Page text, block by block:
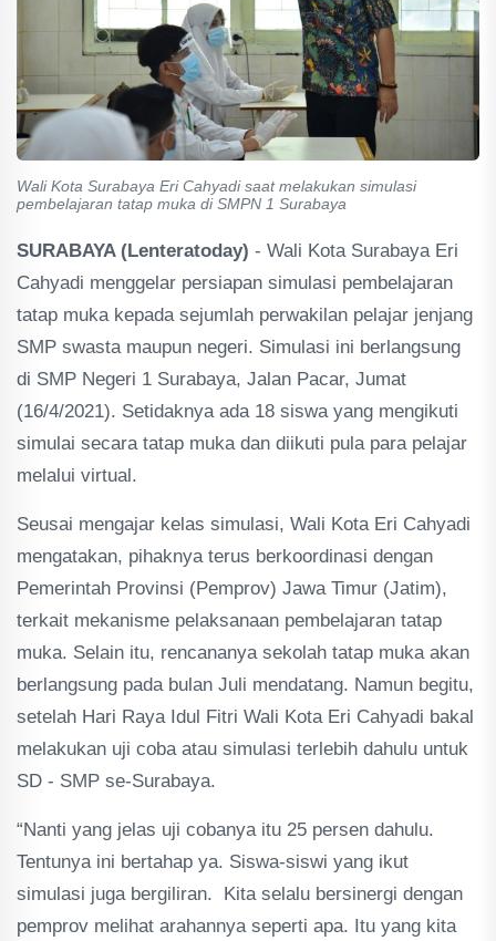
Wali Kota Surabaya Eri Cahyadi saat melakukan simulasi
pembelajaran tatap muka di SMPN 1 Surabaya
SURABAYA (Lenteratoday) - Wali Kota Surabaya Eri
Cahyadi menggelar persiapan simulasi pembelajaran
tatap muka kepada sejumlah perwakilan pelajar jenjang
SMP swasta maupun negeri. Simulasi ini berlangsung
di SMP Negeri 1 Surabaya, Jalan Pacar, Jumat
(16/4/2021). Setidaknya ada 18 siswa yang mengikuti
simulai secara tatap muka dan diikuti pula para pelajar
melalui virtual.
Seusai mengajar kelas simulasi, Wali Kota Eri Cahyadi
mengatakan, pihaknya terus berkoordinasi dengan
Pemerintah Provinsi (Pemprov) Jawa Timur (Jatim),
terkait mekanisme pelaksanaan pembelajaran tatap
muka. Selain itu, rencananya sekolah tatap muka akan
berlangsung pada bulan Juli mendatang. Namun begitu,
setelah Hari Raya Idul Fitri Wali Kota Eri Cahyadi bakal
melakukan uji coba atau simulasi terlebih dahulu untuk
SD - SMP se-Surabaya.
“Nanti yang jelas uji cobanya itu 25 persen dahulu.
Tentunya ini bertahap ya. Siswa-siswi yang ikut
simulasi juga bergiliran. Kita selalu bersinergi dengan
pemprov melihat arahannya seperti apa. Itu yang kita